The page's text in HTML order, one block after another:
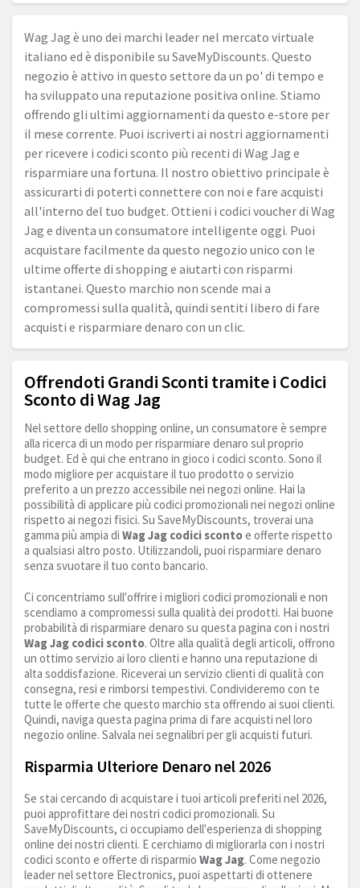
Wag Jag è uno dei marchi leader nel mercato virtuale
italiano ed è disponibile su SaveMyDiscounts. Questo
negozio è attivo in questo settore da un po' di tempo e
ha sviluppato una reputazione positiva online. Stiamo
offrendo gli ultimi aggiornamenti da questo e-store per
il mese corrente. Puoi iscriverti ai nostri aggiornamenti
per ricevere i codici sconto più recenti di Wag Jag e
risparmiare una fortuna. Il nostro obiettivo principale è
assicurarti di poterti connettere con noi e fare acquisti
all'interno del tuo budget. Ottieni i codici voucher di Wag
Jag e diventa un consumatore intelligente oggi. Puoi
acquistare facilmente da questo negozio unico con le
ultime offerte di shopping e aiutarti con risparmi
istantanei. Questo marchio non scende mai a
compromessi sulla qualità, quindi sentiti libero di fare
acquisti e risparmiare denaro con un clic.
Offrendoti Grandi Sconti tramite i Codici
Sconto di Wag Jag
Nel settore dello shopping online, un consumatore è sempre
alla ricerca di un modo per risparmiare denaro sul proprio
budget. Ed è qui che entrano in gioco i codici sconto. Sono il
modo migliore per acquistare il tuo prodotto o servizio
preferito a un prezzo accessibile nei negozi online. Hai la
possibilità di applicare più codici promozionali nei negozi online
rispetto ai negozi fisici. Su SaveMyDiscounts, troverai una
gamma più ampia di Wag Jag codici scontoe offerte rispetto
a qualsiasi altro posto. Utilizzandoli, puoi risparmiare denaro
senza svuotare il tuo conto bancario.
Ci concentriamo sull'offrire i migliori codici promozionali e non
scendiamo a compromessi sulla qualità dei prodotti. Hai buone
probabilità di risparmiare denaro su questa pagina con i nostri
Wag Jag codici sconto. Oltre alla qualità degli articoli, offrono
un ottimo servizio ai loro clienti e hanno una reputazione di
alta soddisfazione. Riceverai un servizio clienti di qualità con
consegna, resi e rimborsi tempestivi. Condivideremo con te
tutte le offerte che questo marchio sta offrendo ai suoi clienti.
Quindi, naviga questa pagina prima di fare acquisti nel loro
negozio online. Salvala nei segnalibri per gli acquisti futuri.
Risparmia Ulteriore Denaro nel 2026
Se stai cercando di acquistare i tuoi articoli preferiti nel 2026,
puoi approfittare dei nostri codici promozionali. Su
SaveMyDiscounts, ci occupiamo dell'esperienza di shopping
online dei nostri clienti. E cerchiamo di migliorarla con i nostri
codici sconto e offerte di risparmio Wag Jag. Come negozio
leader nel settore Electronics, puoi aspettarti di ottenere